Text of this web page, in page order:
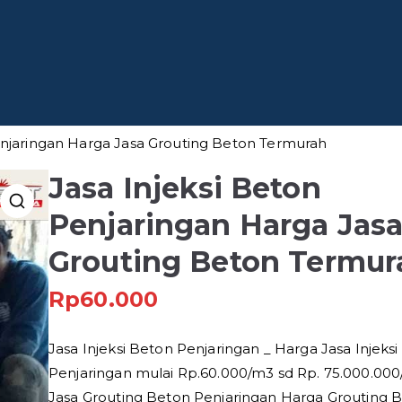
Harga Jasa Grouting Beton Termurah
Jasa Injeksi Beton
Penjaringan Harga
Grouting Beton
Rp60.000
Jasa Injeksi Beton Penjaringan _ Harga Jasa
Penjaringan mulai Rp.60.000/m3 sd Rp.
Jasa Grouting Beton Penjaringan Harga Grouting